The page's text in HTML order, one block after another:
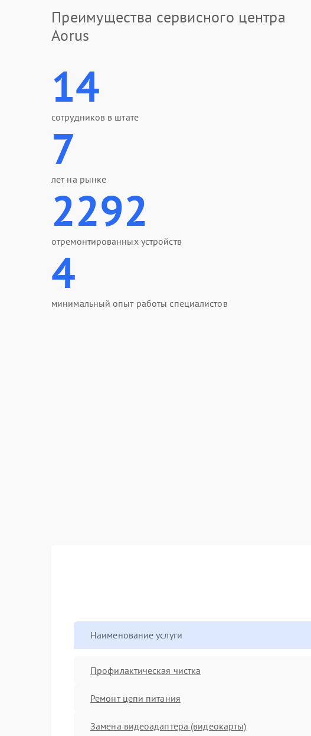
Преимущества сервисного центра
Aorus
14
сотрудников в штате
7
лет на рынке
2292
отремонтированных устройств
4
минимальный опыт работы специалистов
Наименование услуги
Профилактическая чистка
Ремонт цепи питания
Замена видеоадаптера (видеокарты)